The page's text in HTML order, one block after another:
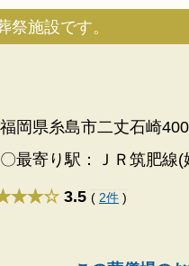
祭施設です。
福岡県糸島市二丈石崎
〇最寄り駅：ＪＲ筑肥線(
3.5 ( 2件 )